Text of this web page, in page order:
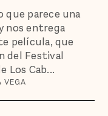
que parece una
nos entrega
película, que
del Festival
Los Cab...
VEGA